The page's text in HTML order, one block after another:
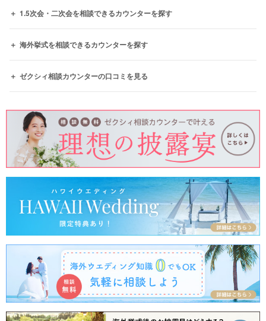
1.5次会・二次会を相談できるカウンターを探す
海外挙式を相談できるカウンターを探す
ゼクシィ相談カウンターの口コミを見る